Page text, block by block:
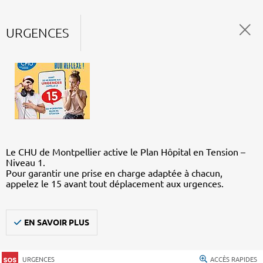
URGENCES
Le CHU de Montpellier active le Plan Hôpital en Tension –
Niveau 1.
Pour garantir une prise en charge adaptée à chacun,
appelez le 15 avant tout déplacement aux urgences.
EN SAVOIR PLUS
URGENCES ACCÈS RAPIDES